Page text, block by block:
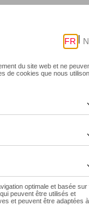
et
auprès de